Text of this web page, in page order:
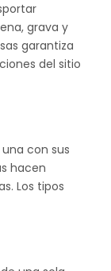
grava y
garantiza
del sitio
una con sus
hacen
Los tipos